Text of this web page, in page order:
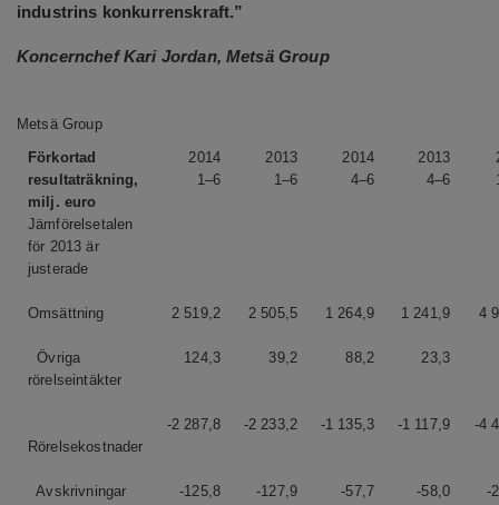
industrins konkurrenskraft.”
Koncernchef Kari Jordan, Metsä Group
Metsä Group
Förkortad
resultaträkning,
milj. euro
Jämförelsetalen
för 2013 är
justerade
2014
1–6
2013
1–6
2014
4–6
2013
4–6
Omsättning 2 519,2 2 505,5 1 264,9 1 241,9 4
Övriga
rörelseintäkter
124,3 39,2 88,2 23,3
Rörelsekostnader
-2 287,8 -2 233,2 -1 135,3 -1 117,9 -4
Avskrivningar
-125,8 -127,9 -57,7 -58,0 -